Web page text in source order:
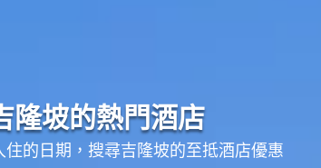
隆坡的熱門酒店
的日期，搜尋吉隆坡的至抵酒店優惠